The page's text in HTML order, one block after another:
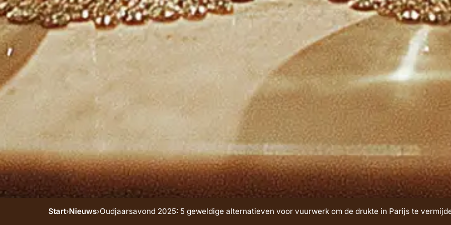
Start›Nieuws›Oudjaarsavond 2025: 5 geweldige alternatieven voor vuurwerk om de drukte in Parijs te